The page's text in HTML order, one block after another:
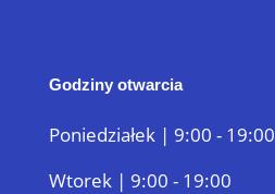
Godziny otwarcia
Poniedziałek | 9:00 - 19:00
Wtorek | 9:00 - 19:00